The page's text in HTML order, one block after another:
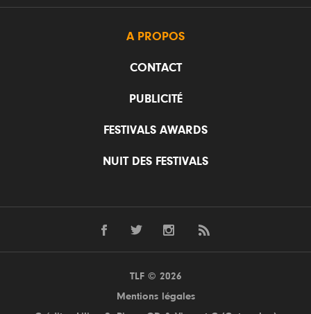
A PROPOS
CONTACT
PUBLICITÉ
FESTIVALS AWARDS
NUIT DES FESTIVALS
TLF © 2026
Mentions légales